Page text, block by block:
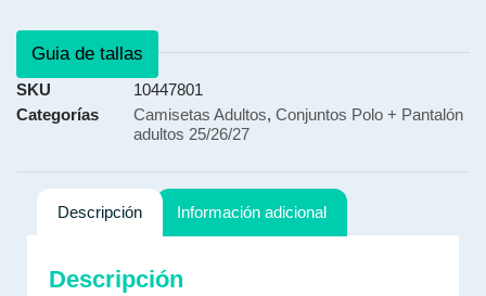
Guia de tallas
SKU
10447801
Categorías
Camisetas Adultos, Conjuntos Polo + Pantalón
adultos 25/26/27
Descripción Información adicional
Descripción